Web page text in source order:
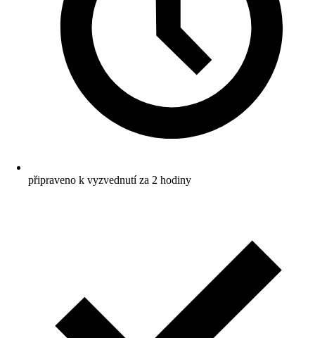
připraveno k vyzvednutí za 2 hodiny